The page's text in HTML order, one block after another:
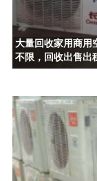
大量回收家用商用
不限，回收出售出